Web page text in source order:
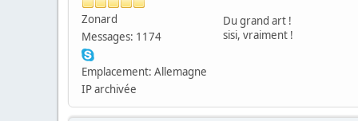
Zonard
Messages: 1174
Emplacement: Allemagne
IP archivée
Du grand art !
sisi, vraiment !